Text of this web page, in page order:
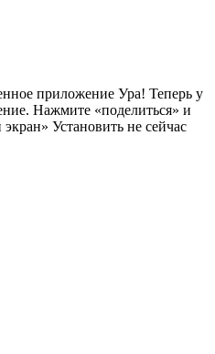
приложение Ура! Теперь у
Нажмите «поделиться» и
экран» Установить не сейчас